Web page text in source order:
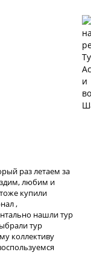
раз летаем за
любим и
купили
,
нашли тур
тур
коллективу